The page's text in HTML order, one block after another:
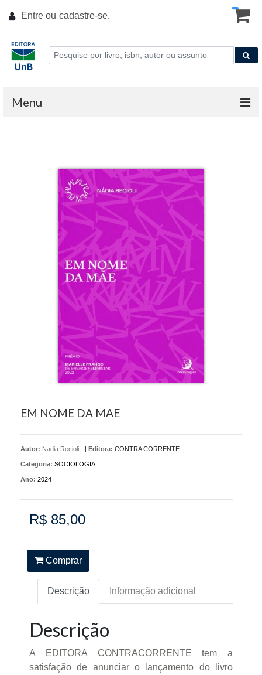
Entre ou cadastre-se.
Menu
EM NOME DA MAE
Autor: Nadia Recioli Editora: CONTRA CORRENTE
Categoria: SOCIOLOGIA
Ano: 2024
R$ 85,00
Comprar
Descrição Informação adicional
Descrição
A EDITORA CONTRACORRENTE tem a
satisfação de anunciar o lançamento do livro